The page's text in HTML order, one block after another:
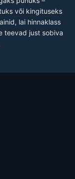
või kingituseks
lai hinnaklass
teevad just sobiva